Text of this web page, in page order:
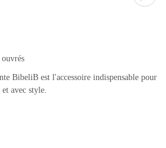
BibeliB est l'accessoire indispensable pour
avec style.